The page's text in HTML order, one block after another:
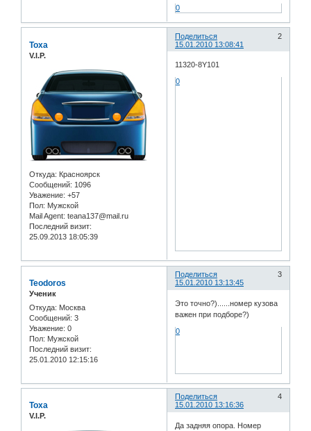
0
Поделиться
2
15.01.2010 13:08:41
Toxa
V.I.P.
Откуда: Красноярск
Сообщений: 1096
Уважение: +57
Пол: Мужской
Mail Agent: teana137@mail.ru
Последний визит:
25.09.2013 18:05:39
11320-8Y101
0
Поделиться
3
15.01.2010 13:13:45
Teodoros
Ученик
Откуда: Москва
Сообщений: 3
Уважение: 0
Пол: Мужской
Последний визит:
25.01.2010 12:15:16
Это точно?)......номер кузова
важен при подборе?)
0
Поделиться
4
15.01.2010 13:16:36
Toxa
V.I.P.
Да задняя опора. Номер